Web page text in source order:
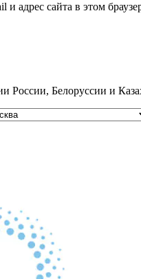
и адрес сайта в этом
России, Белоруссии и